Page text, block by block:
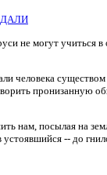
не могут учиться
человека
пронизанную
нам, посылая на
-- до